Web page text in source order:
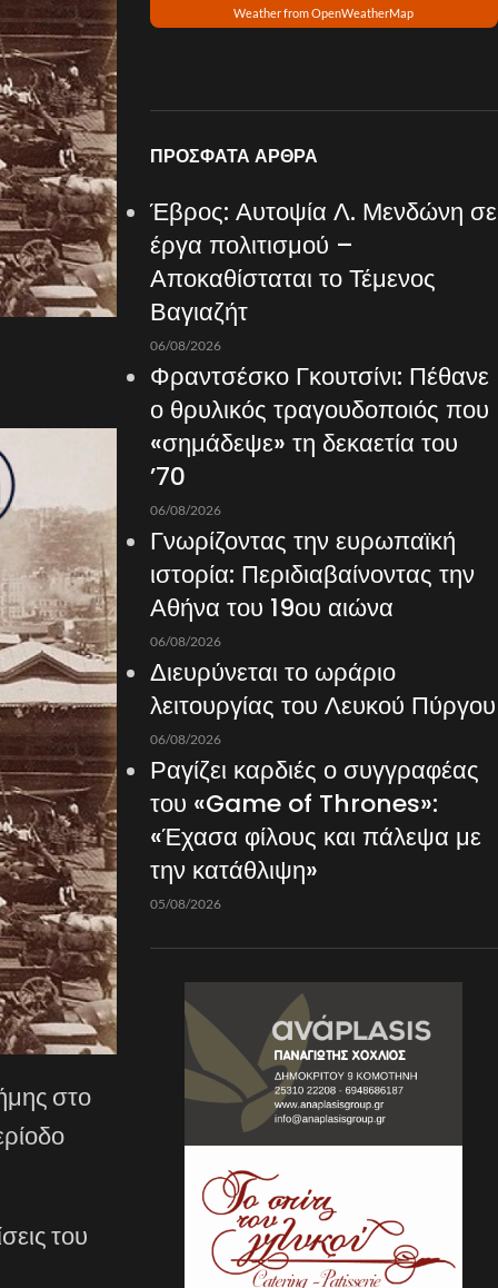
στο
του
Weather from OpenWeatherMap
ΠΡΌΣΦΑΤΑ ΆΡΘΡΑ
Έβρος: Αυτοψία Λ. Μενδώνη σε
έργα πολιτισμού –
Αποκαθίσταται το Τέμενος
Βαγιαζήτ
06/08/2026
Φραντσέσκο Γκουτσίνι: Πέθανε
ο θρυλικός τραγουδοποιός που
«σημάδεψε» τη δεκαετία του
’70
06/08/2026
Γνωρίζοντας την ευρωπαϊκή
ιστορία: Περιδιαβαίνοντας την
Αθήνα του 19ου αιώνα
06/08/2026
Διευρύνεται το ωράριο
λειτουργίας του Λευκού Πύργου
06/08/2026
Ραγίζει καρδιές ο συγγραφέας
του «Game of Thrones»:
«Έχασα φίλους και πάλεψα με
την κατάθλιψη»
05/08/2026